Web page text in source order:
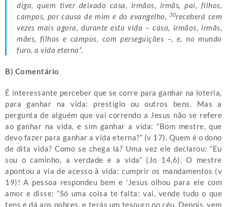
digo, quem tiver deixado casa, irmãos, irmãs, pai, filhos,
campos, por causa de mim e do evangelho,30receberá cem
vezes mais agora, durante esta vida – casa, irmãos, irmãs,
mães, filhos e campos, com perseguições –, e, no mundo
furo, a vida eterna”.
B) Comentário
É interessante perceber que se corre para ganhar na loteria,
para ganhar na vida: prestígio ou outros bens. Mas a
pergunta de alguém que vai correndo a Jesus não se refere
ao ganhar na vida, e sim ganhar a vida: “Bom mestre, que
devo fazer para ganhar a vida eterna?” (v 17). Quem é o dono
de dita vida? Como se chega lá? Uma vez ele declarou: “Eu
sou o caminho, a verdade e a vida” (Jo 14,6). O mestre
apontou a via de acesso à vida: cumprir os mandamentos (v
19)! A pessoa respondeu bem e ‘Jesus olhou para ele com
amor e disse: “Só uma coisa te falta: vai, vende tudo o que
tens e dá aos pobres, e terás um tesouro no céu. Depois, vem